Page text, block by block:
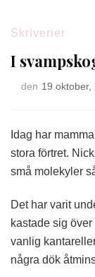
Skriverier
I
den 19 oktober,
Idag har
stora förtret.
små molekyler
Det har varit
kastade sig
vanlig
några dök